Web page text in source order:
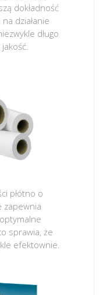
dokładność
działanie
długo
płótno o
zapewnia
sprawia, że
efektownie.